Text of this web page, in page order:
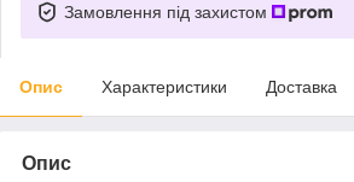
Замовлення під захистом
Опис Характеристики Доставка
Опис